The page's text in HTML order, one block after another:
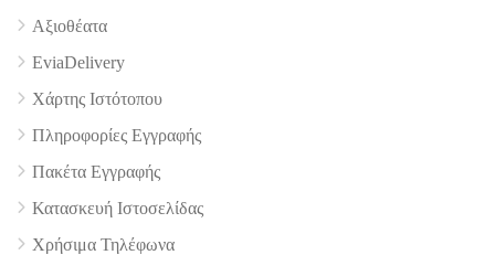
Αξιοθέατα
EviaDelivery
Χάρτης Ιστότοπου
Πληροφορίες Εγγραφής
Πακέτα Εγγραφής
Κατασκευή Ιστοσελίδας
Χρήσιμα Τηλέφωνα